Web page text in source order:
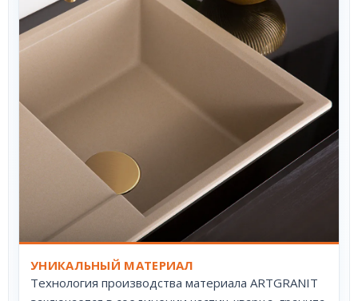
УНИКАЛЬНЫЙ МАТЕРИАЛ
Технология производства материала ARTGRANIT